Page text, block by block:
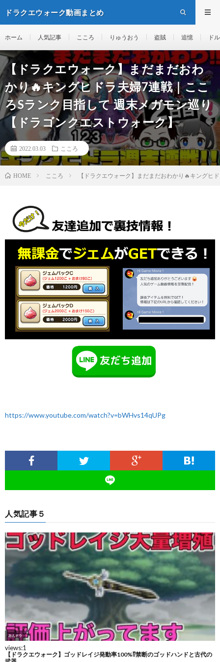
ドラクエウォーク動画まとめ
ホーム 人気記事 こころ りゅうおう 盗賊 追憶 ド
【ドラクエウォーク】まだまだおわ
かり🔥キングヒドラ夫婦7連戦｜ここ
ろSランク目指して 週末メガモン巡り
【ドラゴンクエストウォーク】
2022.03.03 こころ
HOME こころ 【ドラクエウォーク】まだまだおわかり🔥キングヒ
https://www.youtube.com/watch?v=bWHvs14qUPg
人気記事５